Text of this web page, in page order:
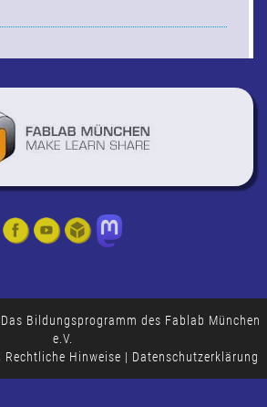
Bildungsprogramm des Fablab München
e.V.
Rechtliche Hinweise | Datenschutzerklärung